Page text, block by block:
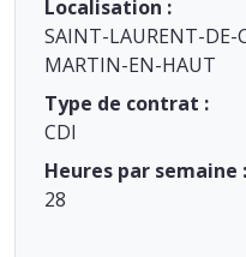
Localisation :
SAINT-LAURENT-DE-
MARTIN-EN-HAUT
Type de contrat :
CDI
Heures par semaine :
28